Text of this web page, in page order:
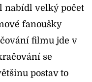
nabídl velký počet
fanoušky
filmu jde v
se
postav to